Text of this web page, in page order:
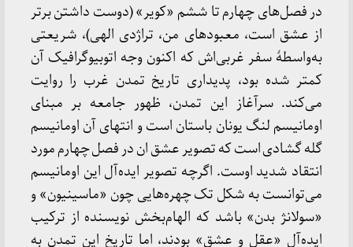
در فصل‌های چهارم تا ششم «کویر» (دوست داشتن برتر
از عشق است، معبودهای من، تراژدی الهی)، شریعتی
به‌واسطهٔ سفر غربی‌اش که اکنون وجه اتوبیوگرافیک آن
کمتر شده بود، پدیداری تاریخ تمدن غرب را روایت
می‌کند. سرآغاز این تمدن، ظهور جامعه بر مبنای
اومانیسم لنگ یونان باستان است و انتهای آن اومانیسم
گله گشادی است که تصویر عشق ان در فصل چهارم مورد
انتقاد شدید اوست. اگرچه تصویر ایده‌آل این اومانیسم
می‌توانست به شکل تک چهره‌هایی چون «ماسینیون» و
«سولانژ بدن» باشد که الهام‌بخش نویسنده از ترکیب
ایده‌آل «عقل و عشق» بودند، اما تاریخ این تمدن به